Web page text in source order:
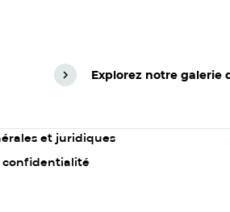
Explorez notre galerie
et juridiques
confidentialité